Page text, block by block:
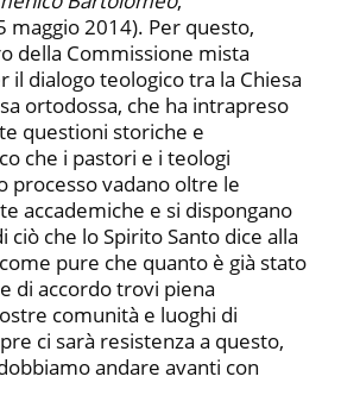
maggio 2014). Per questo,
della Commissione mista
il dialogo teologico tra la Chiesa
ortodossa, che ha intrapreso
questioni storiche e
che i pastori e i teologi
processo vadano oltre le
accademiche e si dispongano
ciò che lo Spirito Santo dice alla
pure che quanto è già stato
di accordo trovi piena
comunità e luoghi di
ci sarà resistenza a questo,
andare avanti con